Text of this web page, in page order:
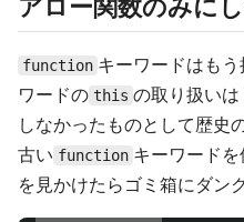
アロー関数のみに
function キーワードはもう
ワードの this の取り扱い
しなかったものとして歴史
古い function キーワード
を見かけたらゴミ箱にダン